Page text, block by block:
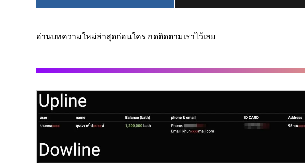
อ่านบทความใหม่ล่าสุดก่อนใคร กดติดตามเราไว้เลย: